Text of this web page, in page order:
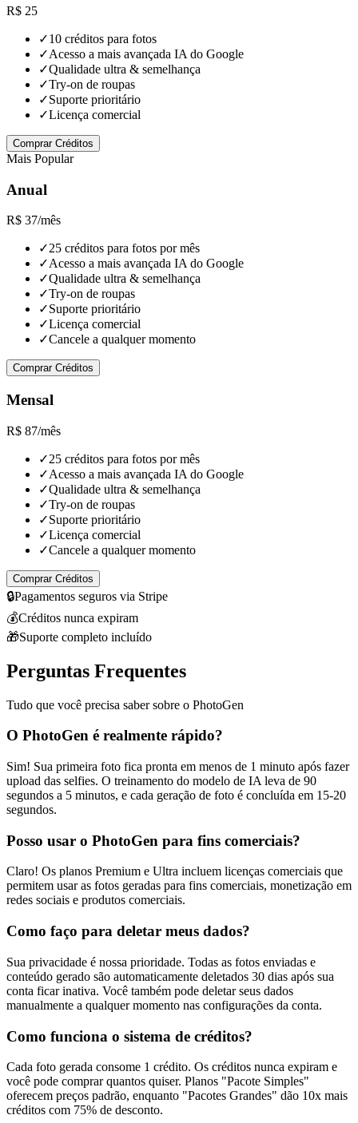
R$ 25
✓10 créditos para fotos
✓Acesso a mais avançada IA do Google
✓Qualidade ultra & semelhança
✓Try-on de roupas
✓Suporte prioritário
✓Licença comercial
Comprar Créditos
Mais Popular
Anual
R$ 37/mês
✓25 créditos para fotos por mês
✓Acesso a mais avançada IA do Google
✓Qualidade ultra & semelhança
✓Try-on de roupas
✓Suporte prioritário
✓Licença comercial
✓Cancele a qualquer momento
Comprar Créditos
Mensal
R$ 87/mês
✓25 créditos para fotos por mês
✓Acesso a mais avançada IA do Google
✓Qualidade ultra & semelhança
✓Try-on de roupas
✓Suporte prioritário
✓Licença comercial
✓Cancele a qualquer momento
Comprar Créditos
🔒Pagamentos seguros via Stripe
💰Créditos nunca expiram
🎁Suporte completo incluído
Perguntas Frequentes
Tudo que você precisa saber sobre o PhotoGen
O PhotoGen é realmente rápido?
Sim! Sua primeira foto fica pronta em menos de 1 minuto após fazer
upload das selfies. O treinamento do modelo de IA leva de 90
segundos a 5 minutos, e cada geração de foto é concluída em 15-20
segundos.
Posso usar o PhotoGen para fins comerciais?
Claro! Os planos Premium e Ultra incluem licenças comerciais que
permitem usar as fotos geradas para fins comerciais, monetização em
redes sociais e produtos comerciais.
Como faço para deletar meus dados?
Sua privacidade é nossa prioridade. Todas as fotos enviadas e
conteúdo gerado são automaticamente deletados 30 dias após sua
conta ficar inativa. Você também pode deletar seus dados
manualmente a qualquer momento nas configurações da conta.
Como funciona o sistema de créditos?
Cada foto gerada consome 1 crédito. Os créditos nunca expiram e
você pode comprar quantos quiser. Planos "Pacote Simples"
oferecem preços padrão, enquanto "Pacotes Grandes" dão 10x mais
créditos com 75% de desconto.